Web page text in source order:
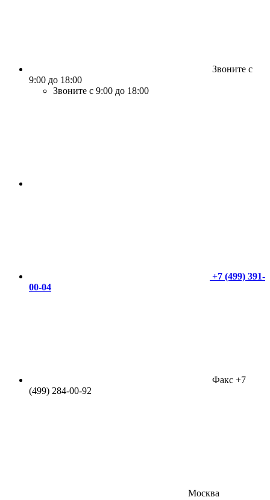
Звоните с
9:00 до 18:00
Звоните с 9:00 до 18:00
+7 (499) 391-
00-04
Факс +7
(499) 284-00-92
Москва